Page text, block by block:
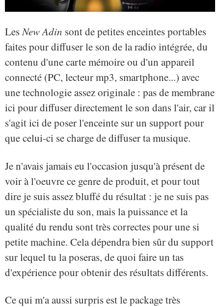
LesNew Adin sont de petites enceintes portables
faites pour diffuser le son de la radio intégrée, du
contenu d'une carte mémoire ou d'un appareil
connecté (PC, lecteur mp3, smartphone...) avec
une technologie assez originale : pas de membrane
ici pour diffuser directement le son dans l'air, car il
s'agit ici de poser l'enceinte sur un support pour
que celui-ci se charge de diffuser ta musique.
Je n'avais jamais eu l'occasion jusqu'à présent de
voir à l'oeuvre ce genre de produit, et pour tout
dire je suis assez bluffé du résultat : je ne suis pas
un spécialiste du son, mais la puissance et la
qualité du rendu sont très correctes pour une si
petite machine. Cela dépendra bien sûr du support
sur lequel tu la poseras, de quoi faire un tas
d'expérience pour obtenir des résultats différents.
Ce qui m'a aussi surpris est le package très